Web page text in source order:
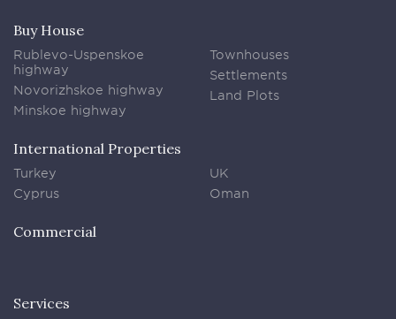
Buy House
Rublevo-Uspenskoe
highway
Novorizhskoe highway
Minskoe highway
Townhouses
Settlements
Land Plots
International Properties
Turkey
Cyprus
UK
Oman
Commercial
Services